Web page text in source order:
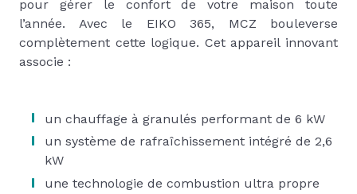
pour gérer le confort de votre maison toute
l’année. Avec le EIKO 365, MCZ bouleverse
complètement cette logique. Cet appareil innovant
associe :
un chauffage à granulés performant de 6 kW
un système de rafraîchissement intégré de 2,6
kW
une technologie de combustion ultra propre